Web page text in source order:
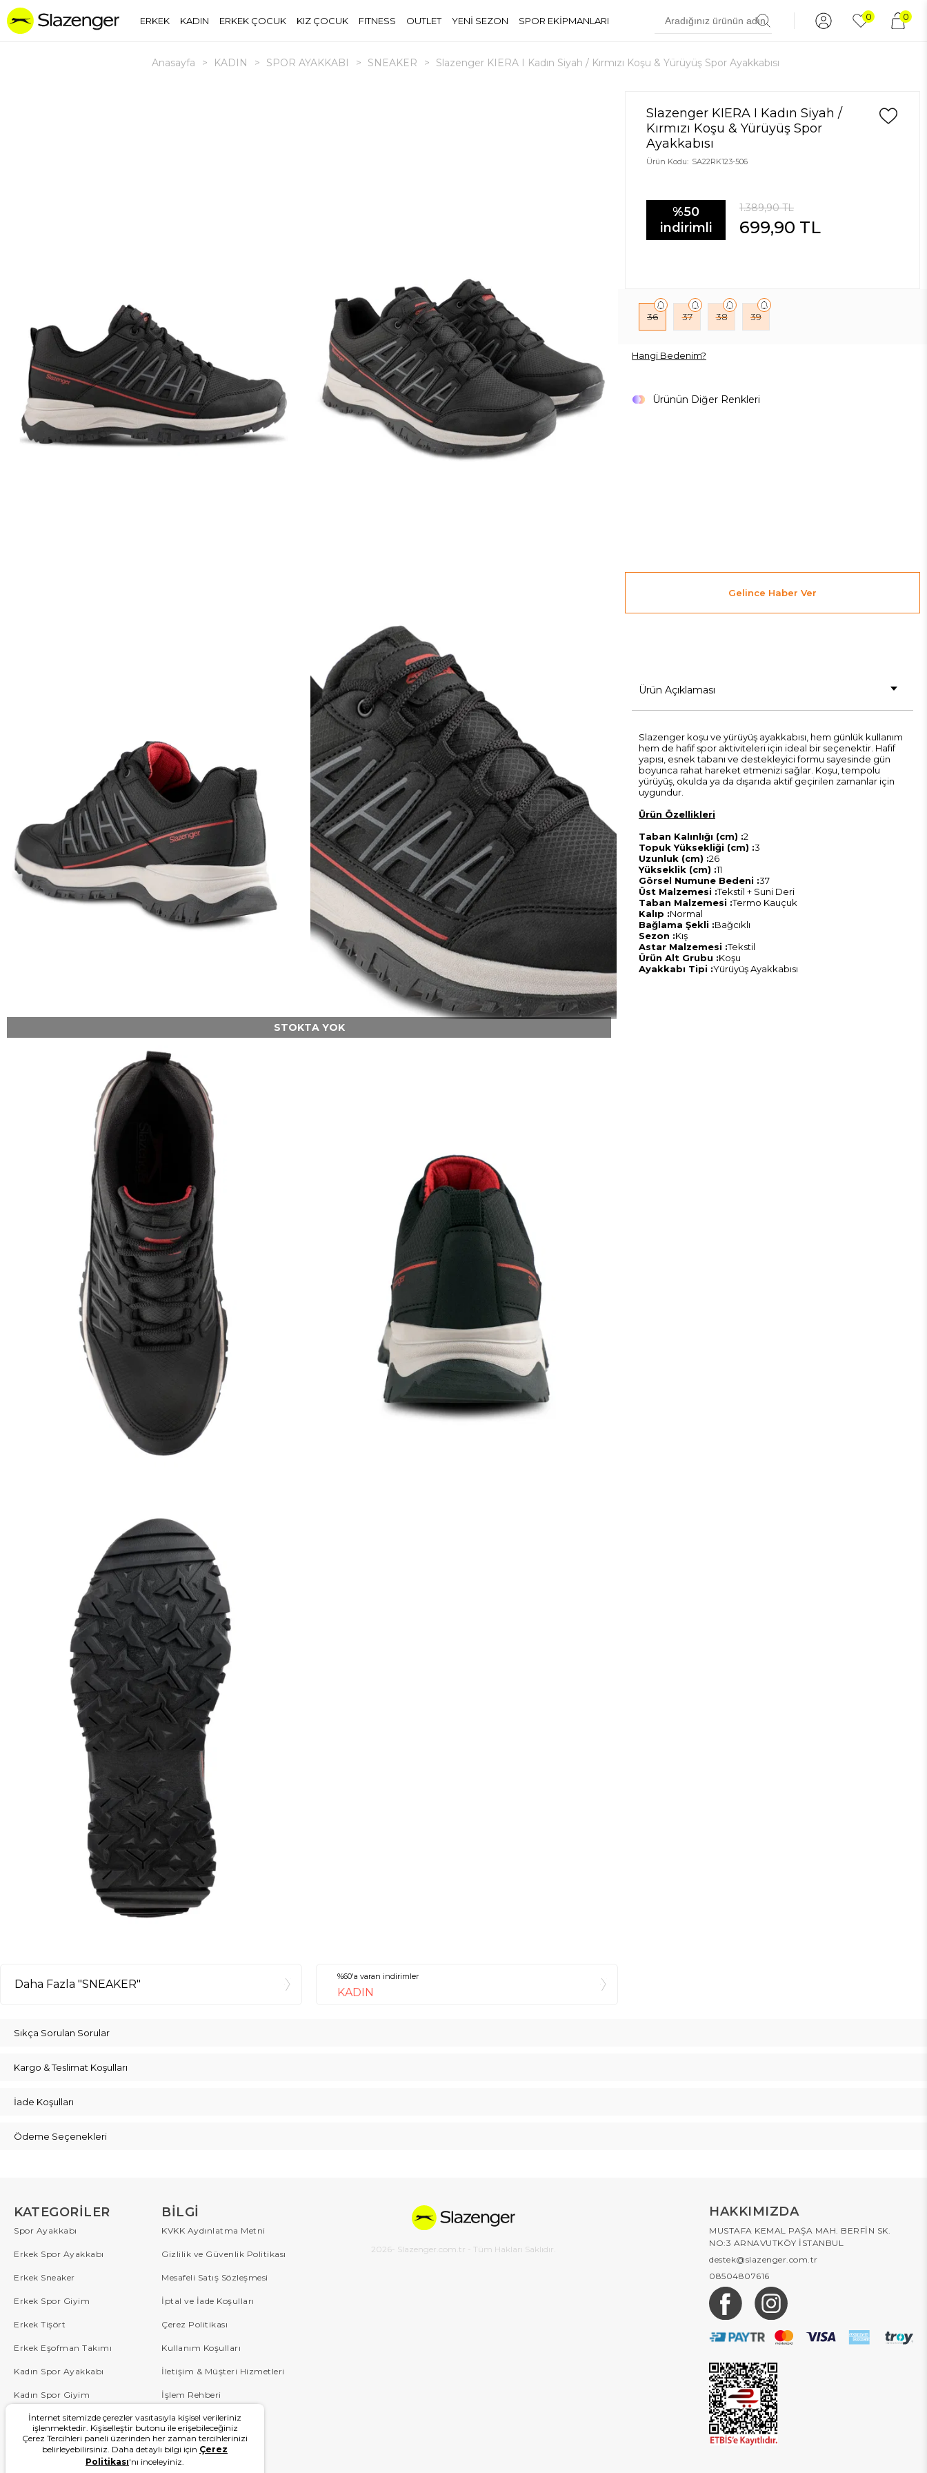
ERKEK KADIN ERKEK ÇOCUK KIZ ÇOCUK FITNESS OUTLET YENİ SEZON SPOR EKİPMANLARI 0 0
Anasayfa > KADIN > SPOR AYAKKABI > SNEAKER > Slazenger KIERA I Kadın Siyah / Kırmızı Koşu & Yürüyüş Spor Ayakkabısı
STOKTA YOK
Daha Fazla "SNEAKER"
%60'a varan indirimler
KADIN
Slazenger KIERA I Kadın Siyah /
Kırmızı Koşu & Yürüyüş Spor
Ayakkabısı
Ürün Kodu: SA22RK123-506
%50
indirimli
1.389,90TL
699,90 TL
36 37 38 39
Hangi Bedenim?
Ürünün Diğer Renkleri
Gelince Haber Ver
Ürün Açıklaması
Slazenger koşu ve yürüyüş ayakkabısı, hem günlük kullanım
hem de hafif spor aktiviteleri için ideal bir seçenektir. Hafif
yapısı, esnek tabanı ve destekleyici formu sayesinde gün
boyunca rahat hareket etmenizi sağlar. Koşu, tempolu
yürüyüş, okulda ya da dışarıda aktif geçirilen zamanlar için
uygundur.
Ürün Özellikleri
Taban Kalınlığı (cm) :2
Topuk Yüksekliği (cm) :3
Uzunluk (cm) :26
Yükseklik (cm) :11
Görsel Numune Bedeni :37
Üst Malzemesi :Tekstil + Suni Deri
Taban Malzemesi :Termo Kauçuk
Kalıp :Normal
Bağlama Şekli :Bağcıklı
Sezon :Kış
Astar Malzemesi :Tekstil
Ürün Alt Grubu :Koşu
Ayakkabı Tipi :Yürüyüş Ayakkabısı
Sıkça Sorulan Sorular
Kargo & Teslimat Koşulları
İade Koşulları
Ödeme Seçenekleri
KATEGORILER
Spor Ayakkabı
Erkek Spor Ayakkabı
Erkek Sneaker
Erkek Spor Giyim
Erkek Tişört
Erkek Eşofman Takımı
Kadın Spor Ayakkabı
Kadın Spor Giyim
Çocuk
Blog
BILGI
KVKK Aydınlatma Metni
Gizlilik ve Güvenlik Politikası
Mesafeli Satış Sözleşmesi
İptal ve İade Koşulları
Çerez Politikası
Kullanım Koşulları
İletişim & Müşteri Hizmetleri
İşlem Rehberi
Sipariş Takip
Sıkça Sorulan Sorular
Kampanyalar
2026- Slazenger.com.tr - Tüm Hakları Saklıdır.
HAKKIMIZDA
MUSTAFA KEMAL PAŞA MAH. BERFİN SK.
NO:3 ARNAVUTKÖY İSTANBUL
destek@slazenger.com.tr
08504807616
İnternet sitemizde çerezler vasıtasıyla kişisel verileriniz
işlenmektedir. Kişiselleştir butonu ile erişebileceğiniz
Çerez Tercihleri paneli üzerinden her zaman tercihlerinizi
belirleyebilirsiniz. Daha detaylı bilgi için Çerez
Politikası'nı inceleyiniz.